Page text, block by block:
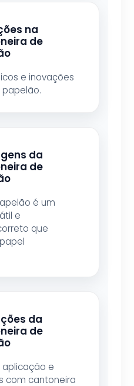
na
de
e inovações
da
de
é um
e
que
da
de
aplicação e
com cantoneira